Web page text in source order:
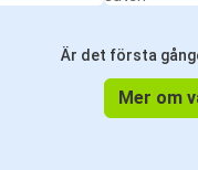
Är det första
Mer om